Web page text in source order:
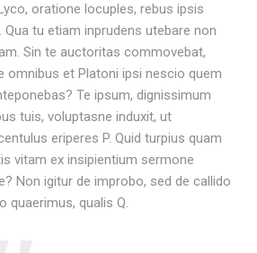
oratione locuples, rebus ipsis
Qua tu etiam inprudens utebare non
Sin te auctoritas commovebat,
omnibus et Platoni ipsi nescio quem
Te ipsum, dignissimum
tuis, voluptasne induxit, ut
eriperes P. Quid turpius quam
vitam ex insipientium sermone
Non igitur de improbo, sed de callido
quaerimus, qualis Q.